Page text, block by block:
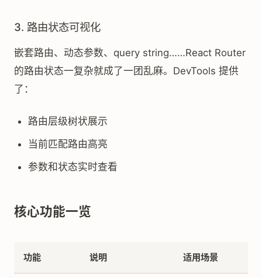
3. 路由状态可视化
嵌套路由、动态参数、query string……React Router
的路由状态一复杂就成了一团乱麻。DevTools 提供
了：
路由层级树状展示
当前匹配路由高亮
参数和状态实时查看
核心功能一览
功能 说明 适用场景